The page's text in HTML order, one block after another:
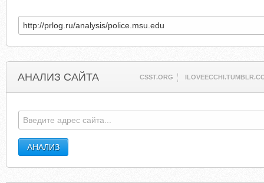
АНАЛИЗ САЙТА CSST.ORG